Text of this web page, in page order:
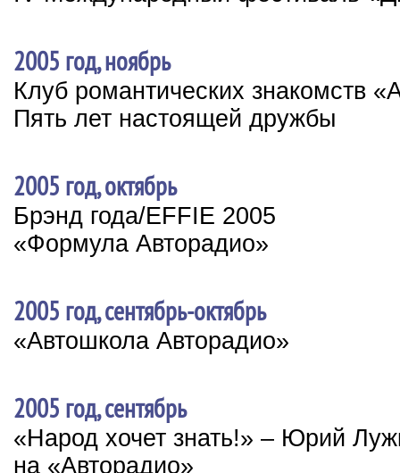
2005 год, ноябрь
Клуб романтических знакомств
Пять лет настоящей дружбы
2005 год, октябрь
Брэнд года/EFFIE 2005
«Формула Авторадио»
2005 год, сентябрь-октябрь
«Автошкола Авторадио»
2005 год, сентябрь
«Народ хочет знать!» – Юрий
на «Авторадио»